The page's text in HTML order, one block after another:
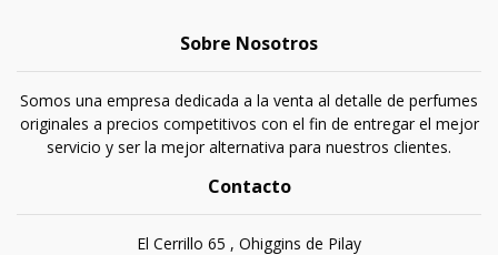
Sobre Nosotros
Somos una empresa dedicada a la venta al detalle de perfumes
originales a precios competitivos con el fin de entregar el mejor
servicio y ser la mejor alternativa para nuestros clientes.
Contacto
El Cerrillo 65 , Ohiggins de Pilay